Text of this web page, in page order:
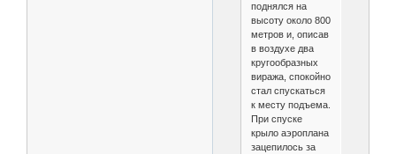
поднялся на
высоту около 800
метров и, описав
в воздухе два
кругообразных
виража, спокойно
стал спускаться
к месту подъема.
При спуске
крыло аэроплана
зацепилось за